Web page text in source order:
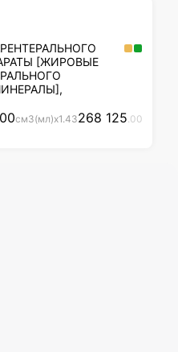
[ЖИРОВЫЕ
см3(мл)x1.43268 125.00